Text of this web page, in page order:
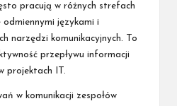
pracują w różnych strefach
odmiennymi językami i
narzędzi komunikacyjnych. To
przepływu informacji
projektach IT.
w komunikacji zespołów